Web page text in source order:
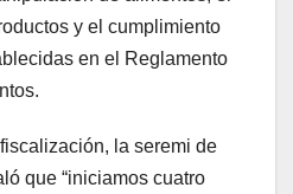
y el cumplimiento
en el Reglamento
la seremi de
que “iniciamos cuatro